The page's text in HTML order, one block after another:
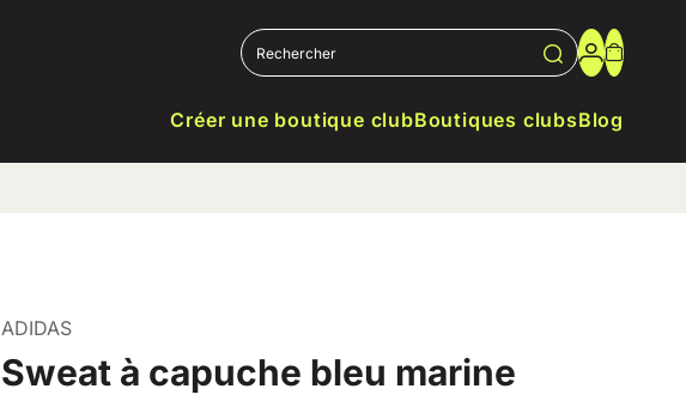
Créer une boutique clubBoutiques clubsBlog
ADIDAS
Sweat à capuche bleu marine